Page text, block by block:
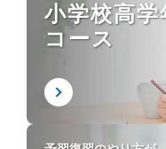
小学校高学
コース